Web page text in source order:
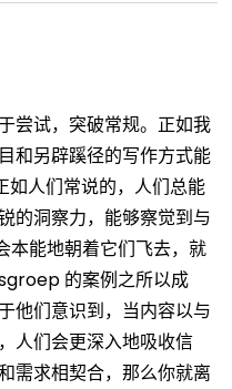
尝试，突破常规。正如我
和另辟蹊径的写作方式能
如人们常说的，人们总能
的洞察力，能够察觉到与
能地朝着它们飞去，就
的案例之所以成
他们意识到，当内容以与
人们会更深入地吸收信
需求相契合，那么你就离